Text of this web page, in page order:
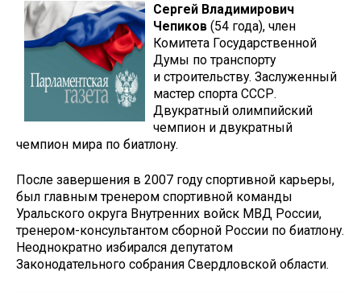
Сергей Владимирович
Чепиков (54 года), член
Комитета Государственной
Думы по транспорту
и строительству. Заслуженный
мастер спорта СССР.
Двукратный олимпийский
чемпион и двукратный
чемпион мира по биатлону.
После завершения в 2007 году спортивной карьеры,
был главным тренером спортивной команды
Уральского округа Внутренних войск МВД России,
тренером-консультантом сборной России по биатлону.
Неоднократно избирался депутатом
Законодательного собрания Свердловской области.